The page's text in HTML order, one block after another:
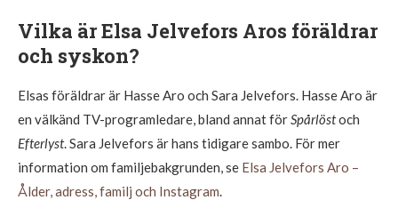
Vilka är Elsa Jelvefors Aros föräldrar
och syskon?
Elsas föräldrar är Hasse Aro och Sara Jelvefors. Hasse Aro är
en välkänd TV-programledare, bland annat förSpårlöstoch
Efterlyst. Sara Jelvefors är hans tidigare sambo. För mer
information om familjebakgrunden, se Elsa Jelvefors Aro –
Ålder, adress, familj och Instagram.